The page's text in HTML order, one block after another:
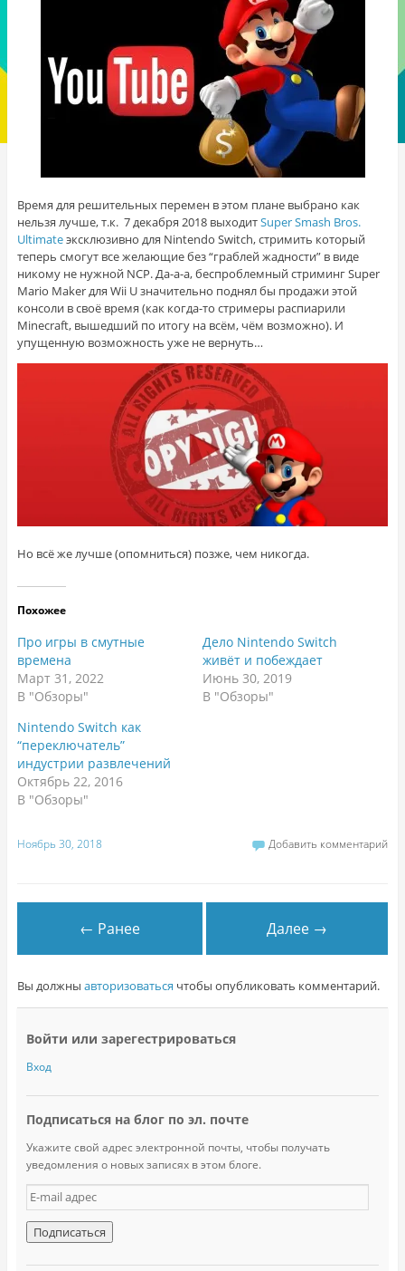
Время для решительных перемен в этом плане выбрано как
нельзя лучше, т.к. 7 декабря 2018 выходитSuper Smash Bros.
Ultimateэксклюзивно для Nintendo Switch, стримить который
теперь смогут все желающие без “граблей жадности” в виде
никому не нужной NCP. Да-а-а, беспроблемный стриминг Super
Mario Maker для Wii U значительно поднял бы продажи этой
консоли в своё время (как когда-то стримеры распиарили
Minecraft, вышедший по итогу на всём, чём возможно). И
упущенную возможность уже не вернуть…
Но всё же лучше (опомниться) позже, чем никогда.
Похожее
Про игры в смутные
времена
Март 31, 2022
В "Обзоры"
Дело Nintendo Switch
живёт и побеждает
Июнь 30, 2019
В "Обзоры"
Nintendo Switch как
“переключатель”
индустрии развлечений
Октябрь 22, 2016
В "Обзоры"
Ноябрь 30, 2018 Добавить комментарий
← Ранее Далее →
Вы должны авторизоваться чтобы опубликовать комментарий.
Войти или зарегестрироваться
Вход
Подписаться на блог по эл. почте
Укажите свой адрес электронной почты, чтобы получать
уведомления о новых записях в этом блоге.
E
-
m
a
i